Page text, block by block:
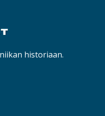
historiaan.